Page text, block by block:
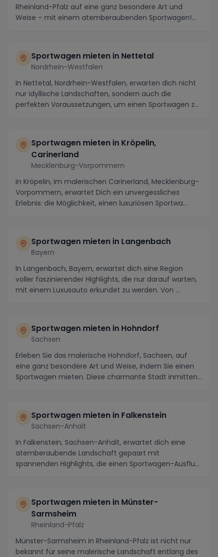
Rheinland-Pfalz auf eine ganz besondere Art und
Weise – mit einem atemberaubenden Sportwagen!
Sportwagen mieten in Nettetal
Nordrhein-Westfalen
In Nettetal, Nordrhein-Westfalen, erwarten dich nicht
nur idyllische Landschaften, sondern auch die
perfekten Voraussetzungen, um einen Sportwagen zu
Sportwagen mieten in Kröpelin,
Carinerland
Mecklenburg-Vorpommern
In Kröpelin, im malerischen Carinerland, Mecklenburg-
Vorpommern, erwartet Dich ein unvergessliches
Erlebnis: die Möglichkeit, einen luxuriösen Sportwa...
Sportwagen mieten in Langenbach
Bayern
In Langenbach, Bayern, erwartet dich eine Region
voller faszinierender Highlights, die nur darauf warten,
mit einem Luxusauto erkundet zu werden. Von ...
Sportwagen mieten in Hohndorf
Sachsen
Erleben Sie das malerische Hohndorf, Sachsen, auf
eine ganz besondere Art und Weise, indem Sie einen
Sportwagen mieten. Diese charmante Stadt inmitten...
Sportwagen mieten in Falkenstein
Sachsen-Anhalt
In Falkenstein, Sachsen-Anhalt, erwartet dich eine
atemberaubende Landschaft gepaart mit
spannenden Highlights, die einen Sportwagen-Ausflug
Sportwagen mieten in Münster-
Sarmsheim
Rheinland-Pfalz
Münster-Sarmsheim in Rheinland-Pfalz ist nicht nur
bekannt für seine malerische Landschaft entlang des